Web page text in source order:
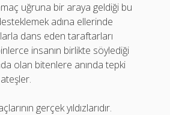
uğruna bir araya geldiği bu
adına ellerinde
dans eden taraftarları
insanın birlikte söylediği
olan bitenlere anında tepki
gerçek yıldızlarıdır.